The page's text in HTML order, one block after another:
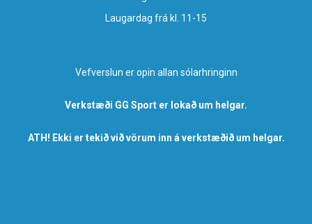
Laugardag frá kl. 11-15
Vefverslun er opin allan sólarhringinn
Verkstæði GG Sport er lokað um helgar.
ATH! Ekki er tekið við vörum inn á verkstæðið um helgar.